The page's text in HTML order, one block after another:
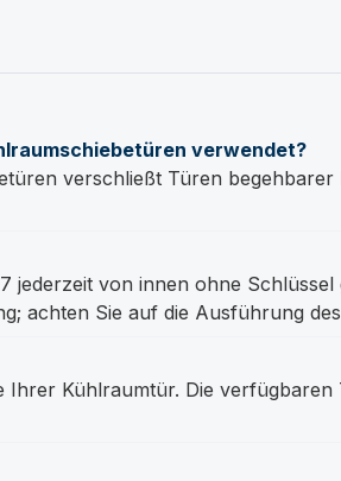
verwendet?
verschließt Türen
jederzeit von innen ohne
achten Sie auf die Ausführung
Kühlraumtür. Die